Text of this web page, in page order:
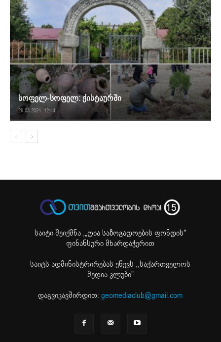
სოფელ-სოფელ: ქისტაურში
29.03.2021. 12:44
საიტი შეიქმნა ,„ღია საზოგადოების ფონდის"
ფინანსური მხარდაჭერით
საიტს ადმინისტრირებას უწევს ,,საქართველოს
მედია კლუბი"
დაგვიკავშირდით:geomediaclub@gmail.com